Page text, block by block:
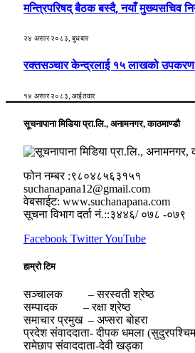
मन्त्रिपरिषद् बैठक बस्दै, नयाँ मुख्यसचिव
२४ असार २०८३, बुधबार
रक्तसञ्चार केन्द्रलाई १५ लाखको
१४ असार २०८३, आईतवार
सूचनापाना मिडिया प्रा.लि., अनामनगर, काठमाण्डौ
फोन नम्बर :९८०४८५६३१५१
suchanapana12@gmail.com
वेबसाईट: www.suchanapana.com
सूचना विभाग दर्ता नं.::३४४६/ ०७८ -०७९
Facebook TwitterYouTube
हाम्रो टिम
सञ्चालक – सरस्वती श्रेष्ठ
सम्पादक – रक्षा श्रेष्ठ
समाचार प्रमुख – अप्सरा बोहरा
प्रदेश संवाददाता- दीपक धमला
रामेछाप संवाददाता-देवी खड्का